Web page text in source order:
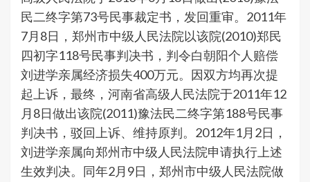
民二终字第73号民事裁定书，发回重审。2011年
7月8日，郑州市中级人民法院以该院(2010)郑民
四初字118号民事判决书，判令白朝阳个人赔偿
刘进学亲属经济损失400万元。因双方均再次提
起上诉，最终，河南省高级人民法院于2011年12
月8日做出该院(2011)豫法民二终字第188号民事
判决书，驳回上诉、维持原判。2012年1月2日，
刘进学亲属向郑州市中级人民法院申请执行上述
生效判决。同年2月9日，郑州市中级人民法院做